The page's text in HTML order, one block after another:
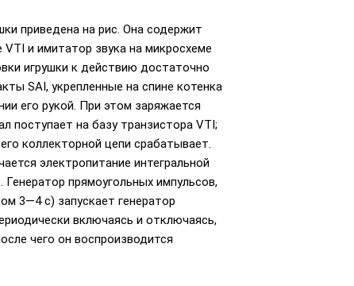
приведена на рис. Она содержит
и имитатор звука на микросхеме
игрушки к действию достаточно
SAI, укрепленные на спине котенка
его рукой. При этом заряжается
поступает на базу транзистора VTI;
коллекторной цепи срабатывает.
электропитание интегральной
прямоугольных импульсов,
3—4 с) запускает генератор
включаясь и отключаясь,
чего он воспроизводится